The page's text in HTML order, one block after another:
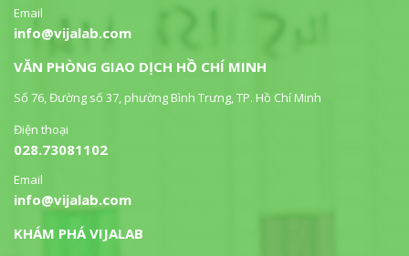
Email
info@vijalab.com
VĂN PHÒNG GIAO DỊCH HỒ CHÍ MINH
Số 76, Đường số 37, phường Bình Trưng, TP. Hồ Chí Minh
Điện thoại
028.73081102
Email
info@vijalab.com
KHÁM PHÁ VIJALAB